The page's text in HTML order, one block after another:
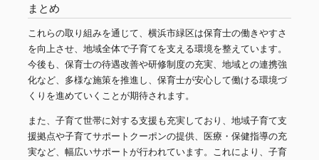
まとめ
これらの取り組みを通じて、横浜市緑区は保育士の働きやすさ
を向上させ、地域全体で子育てを支える環境を整えています。
今後も、保育士の待遇改善や研修制度の充実、地域との連携強
化など、多様な施策を推進し、保育士が安心して働ける環境づ
くりを進めていくことが期待されます。
また、子育て世帯に対する支援も充実しており、地域子育て支
援拠点や子育てサポートクーポンの提供、医療・保健指導の充
実など、幅広いサポートが行われています。これにより、子育